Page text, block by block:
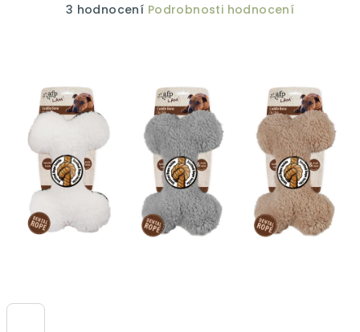
Průměrné
z
5
hvězdiček.
3 hodnocení Podrobnosti hodnocení